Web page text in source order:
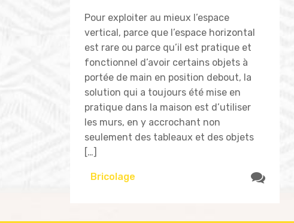
Pour exploiter au mieux l’espace
vertical, parce que l’espace horizontal
est rare ou parce qu’il est pratique et
fonctionnel d’avoir certains objets à
portée de main en position debout, la
solution qui a toujours été mise en
pratique dans la maison est d’utiliser
les murs, en y accrochant non
seulement des tableaux et des objets
[…]
Bricolage